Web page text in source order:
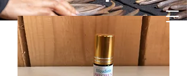
BLEUDIOIS Lavande Bio